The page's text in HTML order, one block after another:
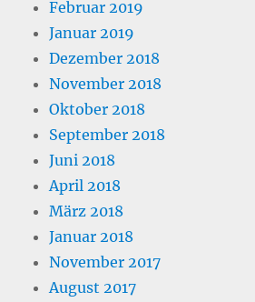
Februar 2019
Januar 2019
Dezember 2018
November 2018
Oktober 2018
September 2018
Juni 2018
April 2018
März 2018
Januar 2018
November 2017
August 2017